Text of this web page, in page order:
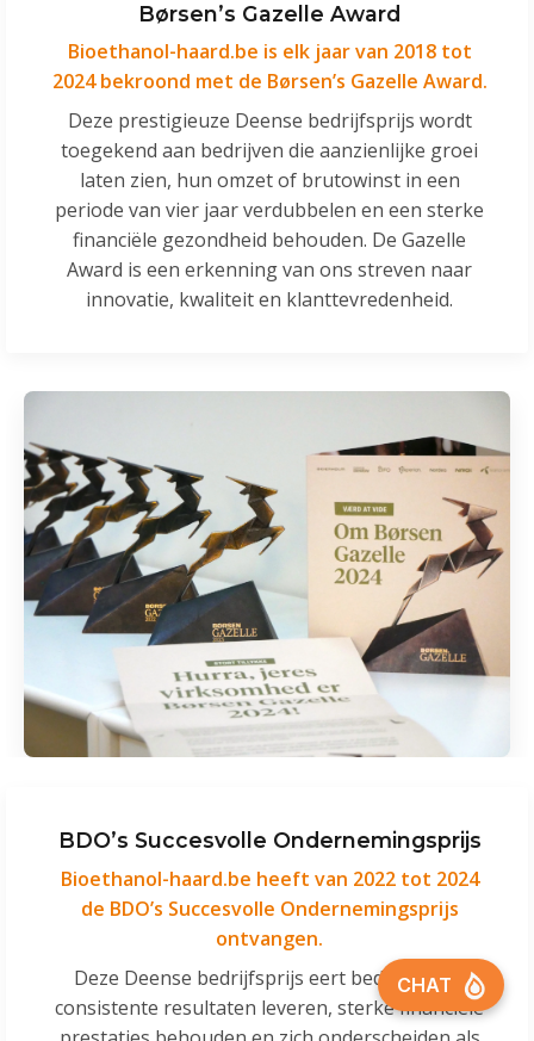
Børsen’s Gazelle Award
Bioethanol-haard.be is elk jaar van 2018 tot
2024 bekroond met de Børsen’s Gazelle Award.
Deze prestigieuze Deense bedrijfsprijs wordt
toegekend aan bedrijven die aanzienlijke groei
laten zien, hun omzet of brutowinst in een
periode van vier jaar verdubbelen en een sterke
financiële gezondheid behouden. De Gazelle
Award is een erkenning van ons streven naar
innovatie, kwaliteit en klanttevredenheid.
BDO’s Succesvolle Ondernemingsprijs
Bioethanol-haard.be heeft van 2022 tot 2024
de BDO’s Succesvolle Ondernemingsprijs
ontvangen.
Deze Deense bedrijfsprijs eert bedrijven die
consistente resultaten leveren, sterke financiële